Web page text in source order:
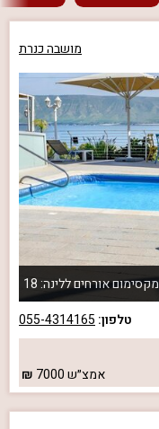
מושבה כנרת
מקסימום אורחים ללינה: 18
טלפון: 055-4314165
אמצ״ש7000